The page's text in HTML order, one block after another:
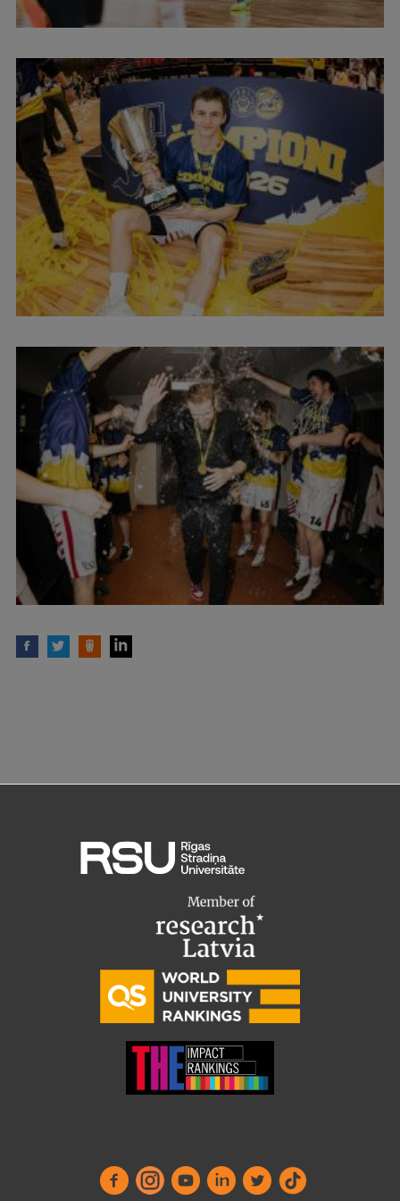
Starptautiskā sadarbība
Mobilitātes programmas
Starptautiskie projekti
Starptautiskie sadarbības partneri
EURAXESS RSU kontaktpunkts
EATRIS koordinators Latvijā